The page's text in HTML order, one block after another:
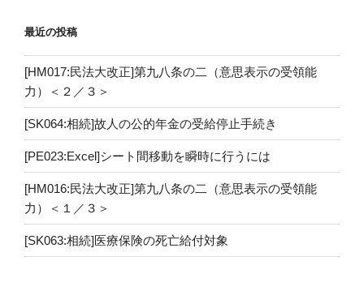
最近の投稿
[HM017:民法大改正]第九八条の二（意思表示の受領能
力）＜２／３＞
[SK064:相続]故人の公的年金の受給停止手続き
[PE023:Excel]シート間移動を瞬時に行うには
[HM016:民法大改正]第九八条の二（意思表示の受領能
力）＜１／３＞
[SK063:相続]医療保険の死亡給付対象